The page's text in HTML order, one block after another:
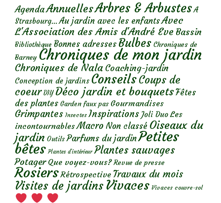
AgendaAnnuellesArbres & Arbustes A
Strasbourg... Au jardin avec les enfantsAvec
L'Association des Amis d'André Eve Bassin
Bibliothèque Bonnes adresses Bulbes Chroniques de
Barney Chroniques de mon jardin
Chroniques de Nala Coaching-jardin
Conception de jardins ConseilsCoups de
coeur DIY Déco jardin et bouquetsFêtes
des plantes Garden faux pas Gourmandises
Grimpantes Insectes Inspirations Joli Duo Les
incontournables Macro Non classé Oiseaux du
jardin Outils Parfums du jardinPetites
bêtes Plantes d’intérieur Plantes sauvages
Potager Que voyez-vous? Revue de presse
Rosiers Rétrospective Travaux du mois
Visites de jardins Vivaces Vivaces couvre-sol